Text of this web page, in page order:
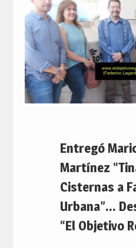
Entregó
Martínez
Cisternas a
Urbana”…
“El Objetivo